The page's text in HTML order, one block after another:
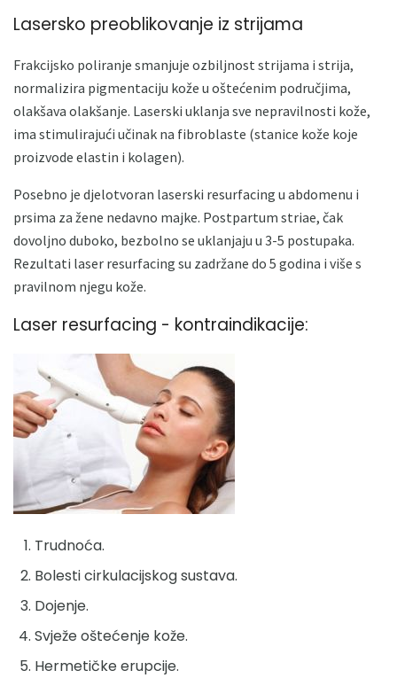
Lasersko preoblikovanje iz strijama
Frakcijsko poliranje smanjuje ozbiljnost strijama i strija,
normalizira pigmentaciju kože u oštećenim područjima,
olakšava olakšanje. Laserski uklanja sve nepravilnosti kože,
ima stimulirajući učinak na fibroblaste (stanice kože koje
proizvode elastin i kolagen).
Posebno je djelotvoran laserski resurfacing u abdomenu i
prsima za žene nedavno majke. Postpartum striae, čak
dovoljno duboko, bezbolno se uklanjaju u 3-5 postupaka.
Rezultati laser resurfacing su zadržane do 5 godina i više s
pravilnom njegu kože.
Laser resurfacing - kontraindikacije:
Trudnoća.
Bolesti cirkulacijskog sustava.
Dojenje.
Svježe oštećenje kože.
Hermetičke erupcije.